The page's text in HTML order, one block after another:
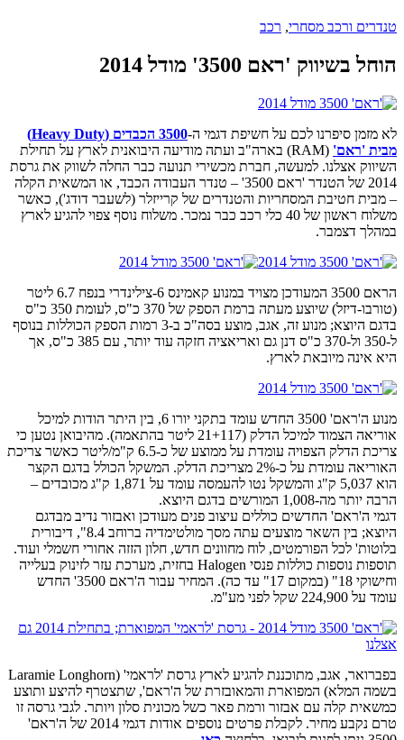
טנדרים ורכב מסחרי, רכב
הוחל בשיווק 'ראם 3500' מודל 2014
לא מזמן סיפרנו לכם על חשיפת דגמי ה-
3500 הכבדים (Heavy Duty)
מבית 'ראם'
(RAM) בארה"ב ועתה מודיעה היבואנית לארץ על תחילת
השיווק אצלנו. למעשה, חברת מכשירי תנועה כבר החלה לשווק את גרסת
2014 של הטנדר 'ראם 3500' – טנדר העבודה הכבד, או המשאית הקלה
– מבית חטיבת המסחריות והטנדרים של קרייזלר (לשעבר דודג'), כאשר
משלוח ראשון של 40 כלי רכב כבר נמכר. משלוח נוסף צפוי להגיע לארץ
במהלך דצמבר.
הראם 3500 המעודכן מצויד במנוע קאמינס 6-צילינדרי בנפח 6.7 ליטר
(טורבו-דיזל) שיוצע מעתה ברמת הספק של 370 כ"ס, לעומת 350 כ"ס
בדגם היוצא; מנוע זה, אגב, מוצע בסה"כ ב-3 רמות הספק הכוללות בנוסף
ל-350 ול-370 כ"ס דנן גם ואריאציה חזקה עוד יותר, עם 385 כ"ס, אך
היא אינה מיובאת לארץ.
מנוע ה'ראם' 3500 החדש עומד בתקני יורו 6, בין היתר הודות למיכל
אוריאה הצמוד למיכל הדלק (21+117 ליטר בהתאמה). מהיבואן נטען כי
צריכת הדלק הצפויה עומדת על ממוצע של כ-6.5 ק"מ/ליטר כאשר צריכת
האוריאה עומדת על כ-2% מצריכת הדלק. המשקל הכולל בדגם הקצר
הוא 5,037 ק"ג והמשקל נטו להעמסה עומד על 1,871 ק"ג מכובדים –
הרבה יותר מה-1,008 המורשים בדגם היוצא.
דגמי ה'ראם' החדשים כוללים עיצוב פנים מעודכן ואבזור נדיב מבדגם
היוצא; בין השאר מוצעים עתה מסך מולטימדיה ברוחב 8.4", דיבורית
בלוטות' לכל הפורמטים, לוח מחוונים חדש, חלון הזזה אחורי חשמלי ועוד.
תוספות נוספות כוללות פנסי Halogen בחזית, מערכת עזר לזינוק בעלייה
וחישוקי 18" (במקום 17" עד כה). המחיר עבור ה'ראם 3500' החדש
עומד על 224,900 שקל לפני מע"מ.
בפברואר, אגב, מתוכננת להגיע לארץ גרסת 'לראמי' (Laramie Longhorn
בשמה המלא) המפוארת והמאובזרת של ה'ראם', שתצטרף להיצע ותוצע
כמשאית קלה עם אבזור ורמת פאר כשל מכונית סלון ויותר. לגבי גרסה זו
טרם נקבע מחיר. לקבלת פרטים נוספים אודות דגמי 2014 של ה'ראם'